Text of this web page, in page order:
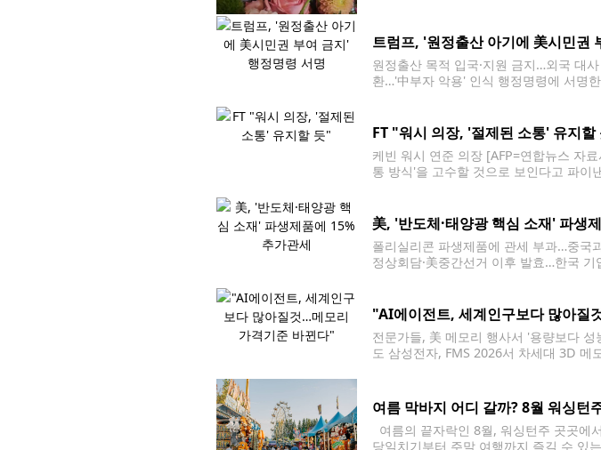
트럼프, '원정출산 아기에 美시민권
원정출산 목적 입국·지원 금지…외국 대
환…'中부자 악용' 인식 행정명령에 서명
FT "워시 의장, '절제된 소통' 유지할
케빈 워시 연준 의장 [AFP=연합뉴스 자
통 방식'을 고수할 것으로 보인다고 파이
美, '반도체·태양광 핵심 소재' 파생
폴리실리콘 파생제품에 관세 부과…중국
정상회담·美중간선거 이후 발효…한국
"AI에이전트, 세계인구보다 많아질
전문가들, 美 메모리 행사서 '용량보다
도 삼성전자, FMS 2026서 차세대 3D 메
여름 막바지 어디 갈까? 8월 워싱턴
여름의 끝자락인 8월, 워싱턴주 곳곳에
당일치기부터 주말 여행까지 즐길 수